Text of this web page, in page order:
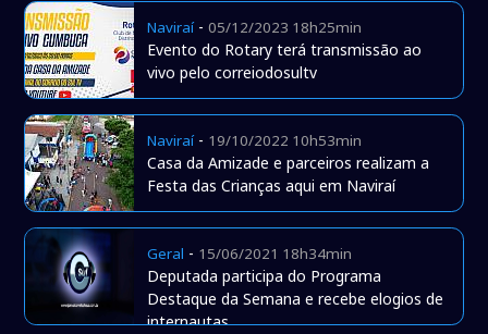
Naviraí-05/12/2023 18h25min
Evento do Rotary terá transmissão ao
vivo pelo correiodosultv
Naviraí- 19/10/2022 10h53min
Casa da Amizade e parceiros realizam a
Festa das Crianças aqui em Naviraí
Geral - 15/06/2021 18h34min
Deputada participa do Programa
Destaque da Semana e recebe elogios de
internautas